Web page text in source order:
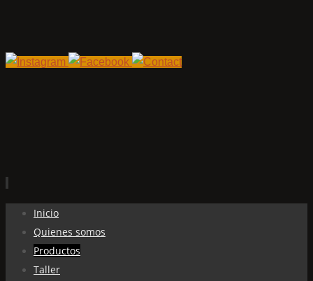
contenido
Inicio
Quienes somos
Productos
Taller